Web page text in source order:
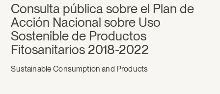
Consulta pública sobre el Plan de
Acción Nacional sobre Uso
Sostenible de Productos
Fitosanitarios 2018-2022
Sustainable Consumption and Products